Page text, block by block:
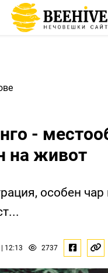
-
на живот
особен чар
12:13 2737